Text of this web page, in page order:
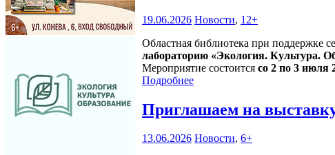
19.06.2026 Новости, 12+
Областная библиотека при поддержке
лабораторию «Экология. Культура.
Мероприятие состоится со 2 по 3 июля
Подробнее
Приглашаем на
13.06.2026 Новости, 6+